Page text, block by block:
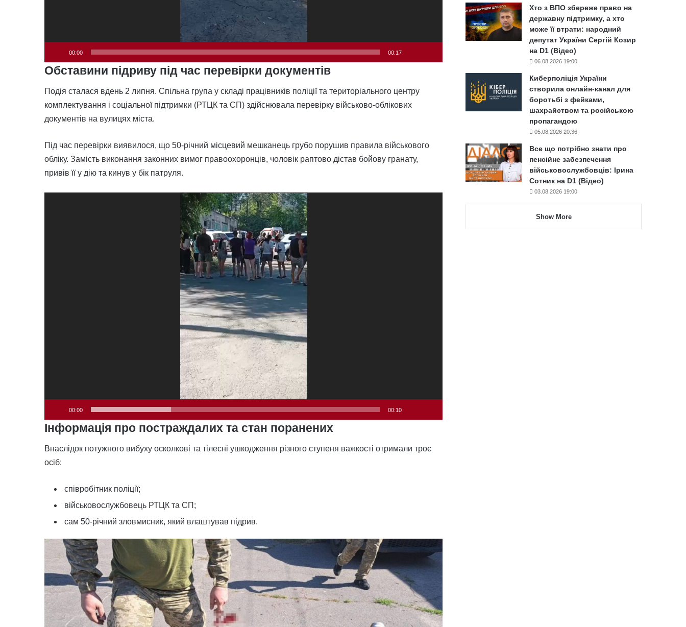
00:00 00:17
Обставини підриву під час перевірки документів
Подія сталася вдень 2 липня. Спільна група у складі працівників поліції та територіального центру
комплектування і соціальної підтримки (РТЦК та СП) здійснювала перевірку військово-облікових
документів на вулицях міста.
Під час перевірки виявилося, що 50-річний місцевий мешканець грубо порушив правила військового
обліку. Замість виконання законних вимог правоохоронців, чоловік раптово дістав бойову гранату,
привів її у дію та кинув у бік патруля.
00:00 00:10
Інформація про постраждалих та стан поранених
Внаслідок потужного вибуху осколкові та тілесні ушкодження різного ступеня важкості отримали троє
осіб:
співробітник поліції;
військовослужбовець РТЦК та СП;
сам 50-річний зловмисник, який влаштував підрив.
Хто з ВПО збереже право на
державну підтримку, а хто
може її втрати: народний
депутат України Сергій Козир
на D1 (Відео)
06.08.2026 19:00
Киберполіція України
створила онлайн-канал для
боротьбі з фейками,
шахрайством та російською
пропагандою
05.08.2026 20:36
Все що потрібно знати про
пенсійне забезпечення
військовослужбовців: Ірина
Сотник на D1 (Відео)
03.08.2026 19:00
Show More